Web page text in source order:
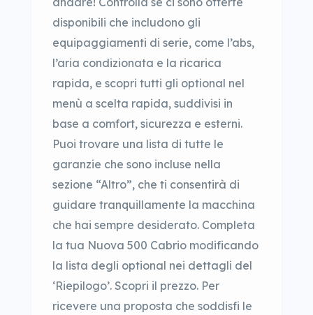
disponibili che includono gli
equipaggiamenti di serie, come l’abs,
l’aria condizionata e la ricarica
rapida, e scopri tutti gli optional nel
menù a scelta rapida, suddivisi in
base a comfort, sicurezza e esterni.
Puoi trovare una lista di tutte le
garanzie che sono incluse nella
sezione “Altro”, che ti consentirà di
guidare tranquillamente la macchina
che hai sempre desiderato. Completa
la tua Nuova 500 Cabrio modificando
la lista degli optional nei dettagli del
‘Riepilogo’. Scopri il prezzo. Per
ricevere una proposta che soddisfi le